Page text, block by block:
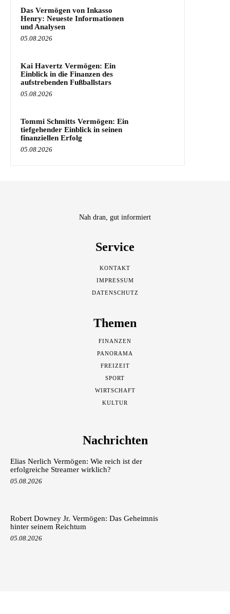
Das Vermögen von Inkasso
Henry: Neueste Informationen
und Analysen
05.08.2026
Kai Havertz Vermögen: Ein
Einblick in die Finanzen des
aufstrebenden Fußballstars
05.08.2026
Tommi Schmitts Vermögen: Ein
tiefgehender Einblick in seinen
finanziellen Erfolg
05.08.2026
Nah dran, gut informiert
Service
KONTAKT
IMPRESSUM
DATENSCHUTZ
Themen
FINANZEN
PANORAMA
FREIZEIT
SPORT
WIRTSCHAFT
KULTUR
Nachrichten
Elias Nerlich Vermögen: Wie reich ist der
erfolgreiche Streamer wirklich?
05.08.2026
Robert Downey Jr. Vermögen: Das Geheimnis
hinter seinem Reichtum
05.08.2026